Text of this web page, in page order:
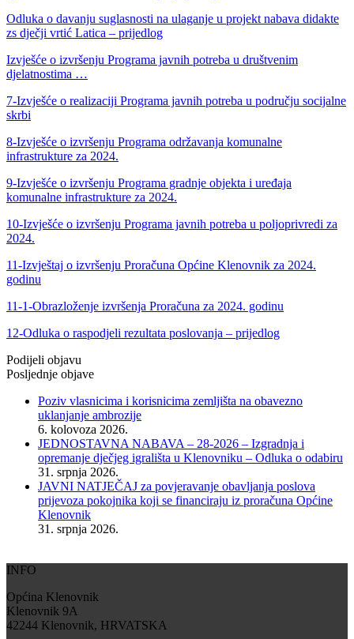
Odluka o davanju suglasnosti na ulaganje u projekt nabava didakte
zs dječji vrtić Latica – prijedlog
Izvješće o izvršenju Programa javnih potreba u društvenim
djelatnostima …
7-Izvješće o realizaciji Programa javnih potreba u području socijalne
skrbi
8-Izvješće o izvršenju Programa održavanja komunalne
infrastrukture za 2024.
9-Izvješće o izvršenju Programa gradnje objekta i uređaja
komunalne infrastrukture za 2024.
10-Izvješće o izvršenju Programa javnih potreba u poljoprivredi za
2024.
11-Izvještaj o izvršenju Proračuna Općine Klenovnik za 2024.
godinu
11-1-Obrazloženje izvršenja Proračuna za 2024. godinu
12-Odluka o raspodjeli rezultata poslovanja – prijedlog
Podijeli objavu
Posljednje objave
Poziv vlasnicima i korisnicima zemljišta na obavezno
uklanjanje ambrozije
6. kolovoza 2026.
JEDNOSTAVNA NABAVA – 28-2026 – Izgradnja i
opremanje dječjeg igrališta u Klenovniku – Odluka o odabiru
31. srpnja 2026.
JAVNI NATJEČAJ za povjeravanje obavljanja poslova
prijevoza pokojnika koji se financiraju iz proračuna Općine
Klenovnik
31. srpnja 2026.
INFO
Općina Klenovnik
Klenovnik 9A
42244 Klenovnik, HRVATSKA